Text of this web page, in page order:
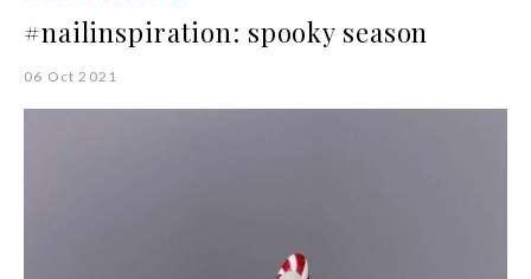
#nailinspiration: spooky season
06 Oct 2021